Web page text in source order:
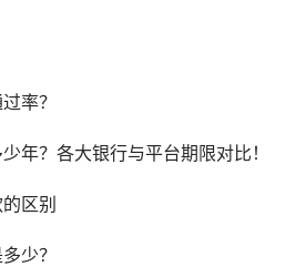
率？
年？各大银行与平台期限对比！
区别
少？